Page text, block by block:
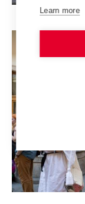
Learn more